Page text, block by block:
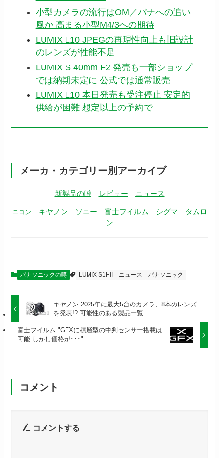
小型カメラの流行はOM／パナへの追い
風か 高まる小型M4/3への期待
LUMIX L10 JPEGの再現性向上も旧設計
のレンズが性能不足
LUMIX S 40mm F2 発売も一部ショップ
では納期未定に 公式では通常販売
LUMIX L10 本日発売も受注停止 安定的
供給が困難 想定以上の予約で
メーカ・カテゴリー別アーカイブ
新製品の噂 レビュー ニュース
ニコン キヤノン ソニー 富士フイルム シグマ
タムロ
ン
パナソニックの噂 LUMIX S1HII ニュース パナソニック
キヤノン 2025年に最大5台のカメラ、8本のレンズ
を発表!? 可能性のある製品一覧
富士フイルム "GFXに積層型の中判センサー搭載は
可能 しかし価格が･･･"
コメント
コメントする